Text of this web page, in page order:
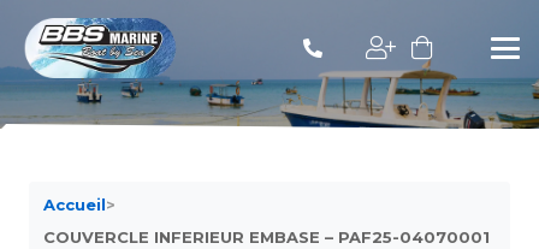
Accueil>
COUVERCLE INFERIEUR EMBASE – PAF25-04070001